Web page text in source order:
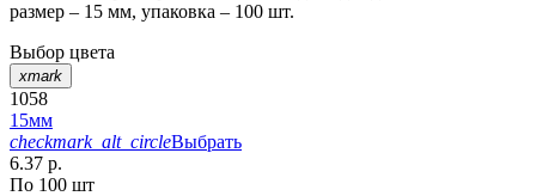
размер – 15 мм, упаковка – 100 шт.
Выбор цвета
xmark
1058
15мм
checkmark_alt_circleВыбрать
6.37 р.
По 100 шт